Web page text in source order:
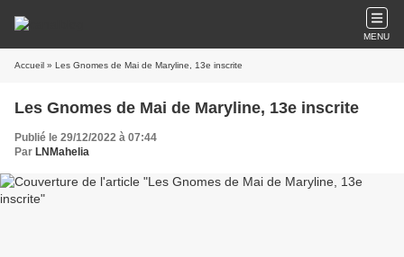
MENU
Accueil » Les Gnomes de Mai de Maryline, 13e inscrite
Les Gnomes de Mai de Maryline, 13e inscrite
Publié le 29/12/2022 à 07:44
Par LNMahelia